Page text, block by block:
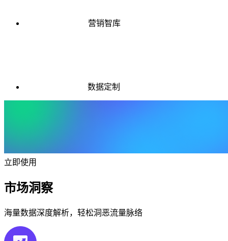
营销智库
数据定制
立即使用
市场洞察
海量数据深度解析，轻松洞恶流量脉络